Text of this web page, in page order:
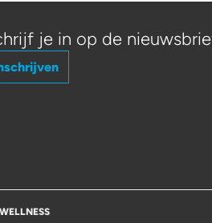
je in op de
WELLNESS